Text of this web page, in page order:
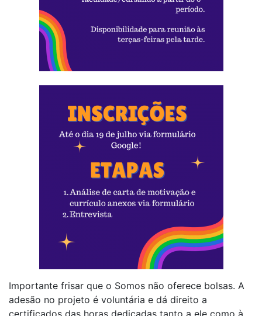
Importante frisar que o Somos não oferece bolsas. A
adesão no projeto é voluntária e dá direito a
certificados das horas dedicadas tanto a ele como à